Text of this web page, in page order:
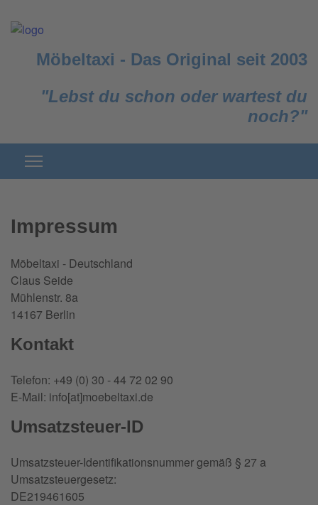
Möbeltaxi - Das Original seit 2003
"Lebst du schon oder wartest du
noch?"
Impressum
Möbeltaxi - Deutschland
Claus Seide
Mühlenstr. 8a
14167 Berlin
Kontakt
Telefon: +49 (0) 30 - 44 72 02 90
E-Mail: info[at]moebeltaxi.de
Umsatzsteuer-ID
Umsatzsteuer-Identifikationsnummer gemäß § 27 a
Umsatzsteuergesetz:
DE219461605